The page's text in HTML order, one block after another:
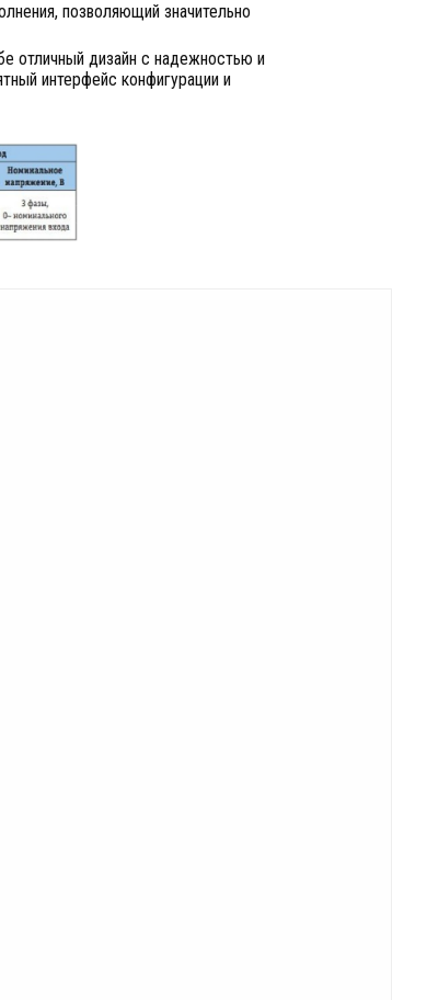
позволяющий значительно
отличный дизайн с надежностью и
интерфейс конфигурации и